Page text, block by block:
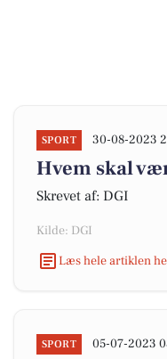
SPORT 30-08-2023
Hvem skal
Skrevet af: DGI
Kilde: DGI
Læs hele artiklen
SPORT 05-07-2023